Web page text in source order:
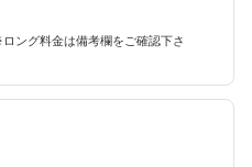
グ料金は備考欄をご確認下さ